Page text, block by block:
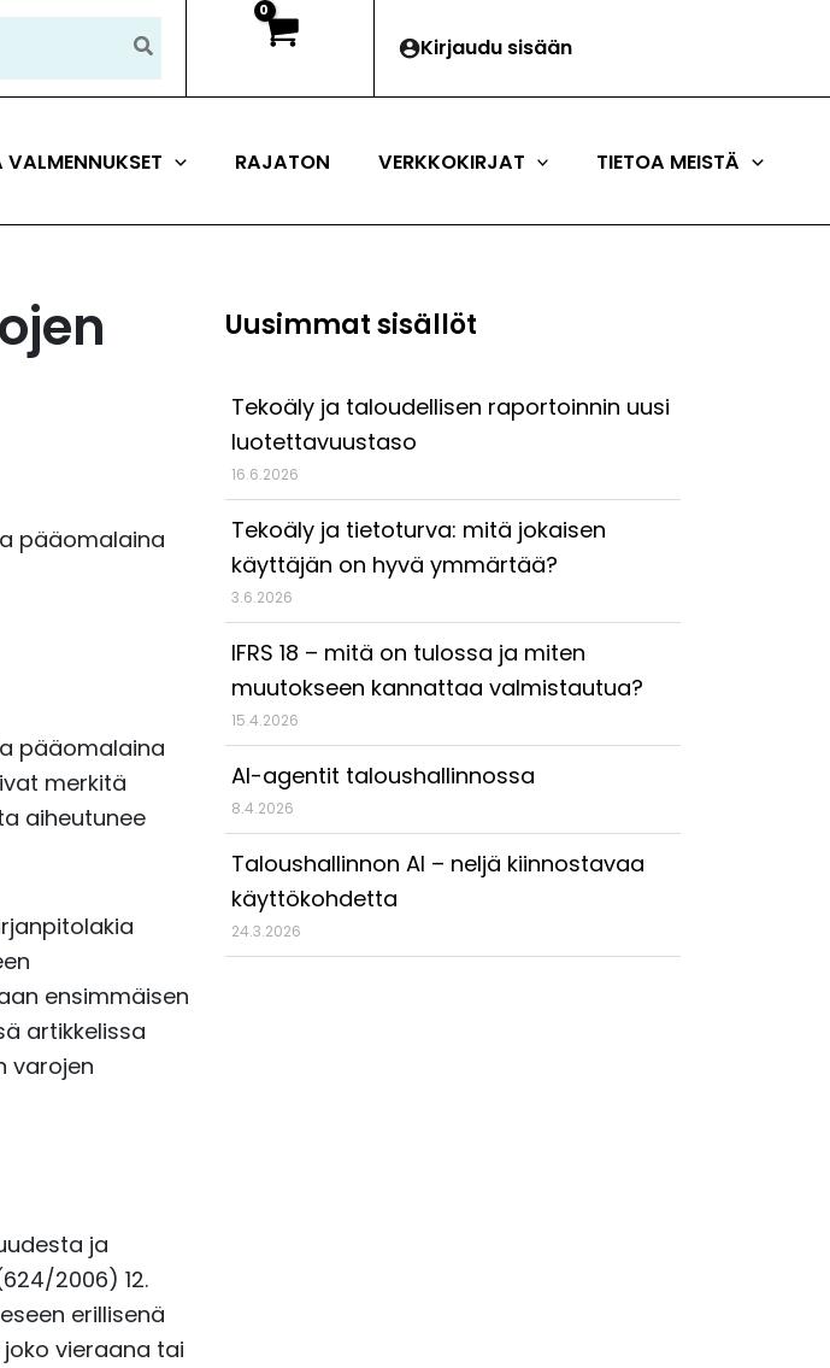
Kirjaudu sisään
RAJATON VERKKOKIRJAT TIETOA MEISTÄ
pääomalaina
pääomalaina
merkitä
aiheutunee
ensimmäisen
artikkelissa
varojen
ja
2006) 12.
erillisenä
vieraana tai
Uusimmat sisällöt
Tekoäly ja taloudellisen raportoinnin uusi
luotettavuustaso
16.6.2026
Tekoäly ja tietoturva: mitä jokaisen
käyttäjän on hyvä ymmärtää?
3.6.2026
IFRS 18 – mitä on tulossa ja miten
muutokseen kannattaa valmistautua?
15.4.2026
AI-agentit taloushallinnossa
8.4.2026
Taloushallinnon AI – neljä kiinnostavaa
käyttökohdetta
24.3.2026